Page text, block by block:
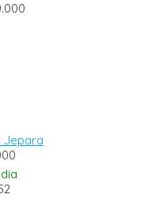
Jepara